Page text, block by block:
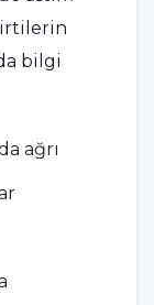
bilgi
ağrı